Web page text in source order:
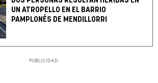
UN ATROPELLO EN EL BARRIO
PAMPLONÉS DE MENDILLORRI